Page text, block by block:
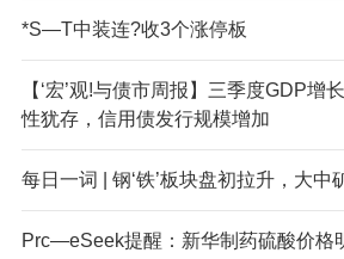
*S—T中装连?收3个涨停板
【‘宏’观!与债市周报】三季度GDP增
性犹存，信用债发行规模增加
每日一词 | 钢‘铁’板块盘初拉升，大中
Prc—eSeek提醒：新华制药硫酸价格